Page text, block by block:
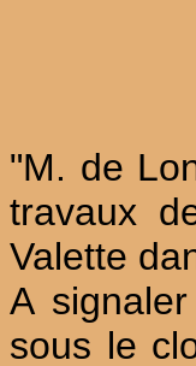
"M. de
travaux
Valette
A
sous le